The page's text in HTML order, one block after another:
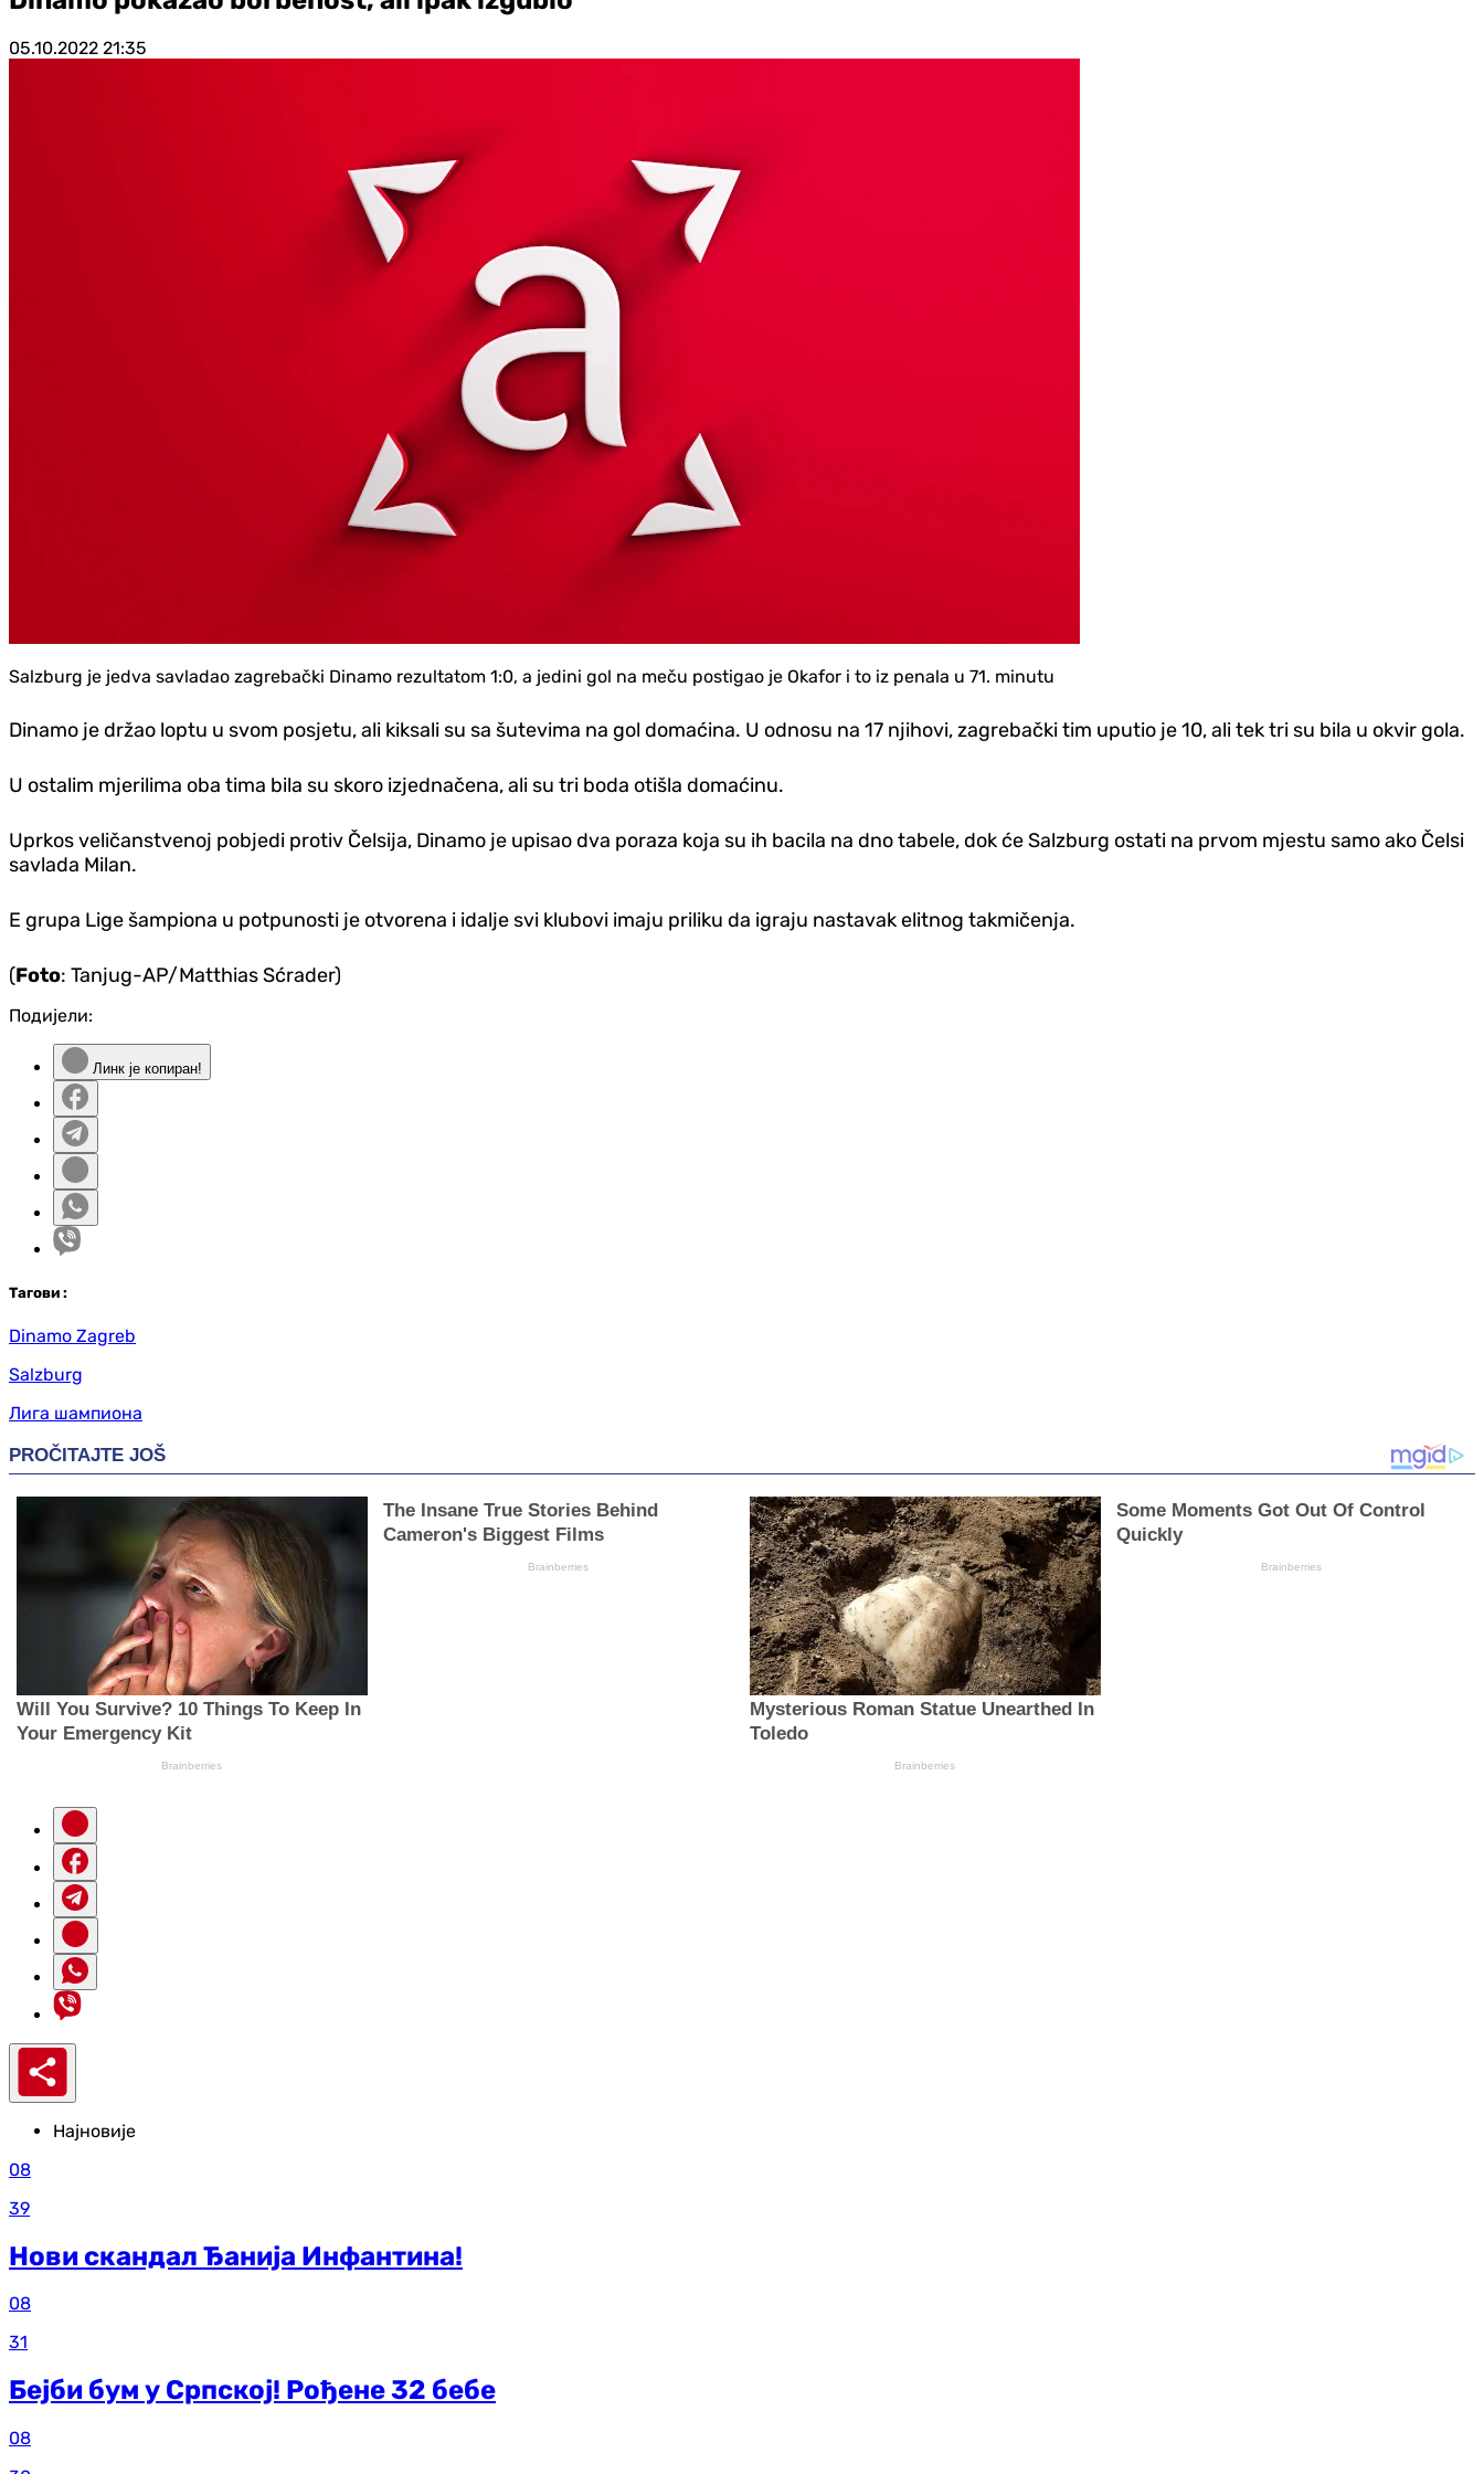
05.10.2022 21:35
Salzburg je jedva savladao zagrebački Dinamo rezultatom 1:0, a jedini gol na meču postigao je Okafor i to iz penala u 71. minutu
Dinamo je držao loptu u svom posjetu, ali kiksali su sa šutevima na gol domaćina. U odnosu na 17 njihovi, zagrebački tim uputio je 10, ali tek tri su bila u okvir gola.
U ostalim mjerilima oba tima bila su skoro izjednačena, ali su tri boda otišla domaćinu.
Uprkos veličanstvenoj pobjedi protiv Čelsija, Dinamo je upisao dva poraza koja su ih bacila na dno tabele, dok će Salzburg ostati na prvom mjestu samo ako Čelsi
savlada Milan.
E grupa Lige šampiona u potpunosti je otvorena i idalje svi klubovi imaju priliku da igraju nastavak elitnog takmičenja.
(Foto: Tanjug-AP/Matthias Sćrader)
Подијели:
Линк је копиран!
Тагови :
Dinamo Zagreb
Salzburg
Лига шампиона
Најновије
08
39
Нови скандал Ђанија Инфантина!
08
31
Бејби бум у Српској! Рођене 32 бебе
08